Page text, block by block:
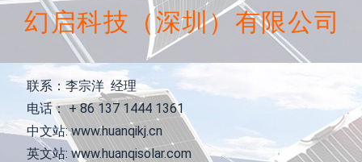
幻启科技（深圳）有限公司
联系：李宗洋 经理
电话： + 86 137 1444 1361
中文站: www.huanqikj.cn
英文站: www.huanqisolar.com